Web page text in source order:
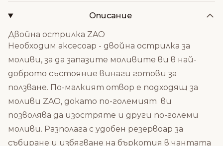
Описание
Двойна острилка ZAO
Необходим аксесоар - двойна острилка за
моливи, за да запазите моливите ви в най-
доброто състояние винаги готови за
ползване. По-малкият отвор е подходящ за
моливи ZAO, докато по-големият ви
позволява да изостряте и други по-големи
моливи. Разполага с удобен резервоар за
събиране и избягване на бъркотия в чантата